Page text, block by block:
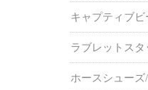
キャプティブビ
ラブレットスタ
ホースシュー